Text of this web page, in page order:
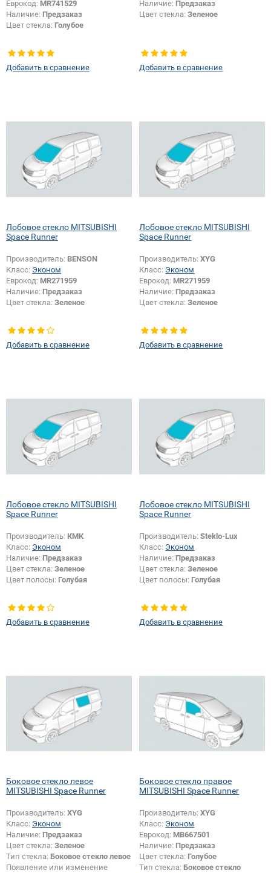
Еврокод: MR741529
Наличие: Предзаказ
Цвет стекла: Голубое
Добавить в сравнение
Наличие: Предзаказ
Цвет стекла:Зеленое
Добавить в сравнение
Лобовое стекло MITSUBISHI
Space Runner
Производитель: BENSON
Класс: Эконом
Еврокод: MR271959
Наличие: Предзаказ
Цвет стекла: Зеленое
Добавить в сравнение
Лобовое стекло MITSUBISHI
Space Runner
Производитель:XYG
Класс: Эконом
Еврокод: MR271959
Наличие: Предзаказ
Цвет стекла:Зеленое
Добавить в сравнение
Лобовое стекло MITSUBISHI
Space Runner
Производитель: КМК
Класс: Эконом
Наличие: Предзаказ
Цвет стекла: Зеленое
Цвет полосы: Голубая
Добавить в сравнение
Лобовое стекло MITSUBISHI
Space Runner
Производитель:Steklo-Lux
Класс: Эконом
Наличие: Предзаказ
Цвет стекла:Зеленое
Цвет полосы: Голубая
Добавить в сравнение
Боковое стекло левое
MITSUBISHI Space Runner
Производитель: XYG
Класс: Эконом
Наличие: Предзаказ
Цвет стекла: Зеленое
Тип стекла: Боковое стекло левое
Появление или изменение
Боковое стекло правое
MITSUBISHI Space Runner
Производитель:XYG
Класс: Эконом
Еврокод: MB667501
Наличие: Предзаказ
Цвет стекла: Голубое
Тип стекла: Боковое стекло